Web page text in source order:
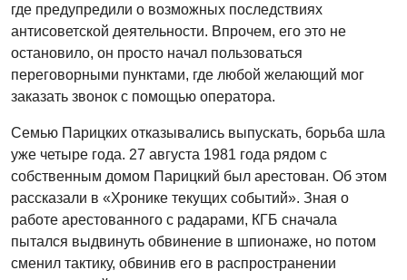
где предупредили о возможных последствиях
антисоветской деятельности. Впрочем, его это не
остановило, он просто начал пользоваться
переговорными пунктами, где любой желающий мог
заказать звонок с помощью оператора.
Семью Парицких отказывались выпускать, борьба шла
уже четыре года. 27 августа 1981 года рядом с
собственным домом Парицкий был арестован. Об этом
рассказали в «Хронике текущих событий». Зная о
работе арестованного с радарами, КГБ сначала
пытался выдвинуть обвинение в шпионаже, но потом
сменил тактику, обвинив его в распространении